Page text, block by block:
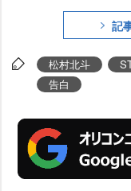
記
松村北斗
告白